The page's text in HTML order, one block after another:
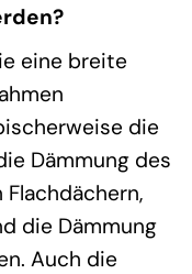
eine breite
die
Dämmung des
die Dämmung
Auch die